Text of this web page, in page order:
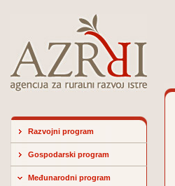
Razvojni program
Gospodarski program
Međunarodni program